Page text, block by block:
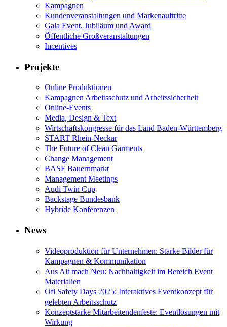
Kampagnen
Kundenveranstaltungen und Markenauftritte
Gala Event, Jubiläum und Award
Öffentliche Großveranstaltungen
Incentives
Projekte
Online Produktionen
Kampagnen Arbeitsschutz und Arbeitssicherheit
Online-Events
Media, Design & Text
Wirtschaftskongresse für das Land Baden-Württemberg
START Rhein-Neckar
The Future of Clean Garments
Change Management
BASF Bauernmarkt
Management Meetings
Audi Twin Cup
Backstage Bundesbank
Hybride Konferenzen
News
Videoproduktion für Unternehmen: Starke Bilder für
Kampagnen & Kommunikation
Aus Alt mach Neu: Nachhaltigkeit im Bereich Event
Materialien
Ofi Safety Days 2025: Interaktives Eventkonzept für
gelebten Arbeitsschutz
Konzeptstarke Mitarbeitendenfeste: Eventlösungen mit
Wirkung